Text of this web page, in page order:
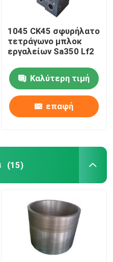
1045 CK45 σφυρήλατο
τετράγωνο μπλοκ
εργαλείων Sa350 Lf2
Καλύτερη τιμή
επαφή
(15)